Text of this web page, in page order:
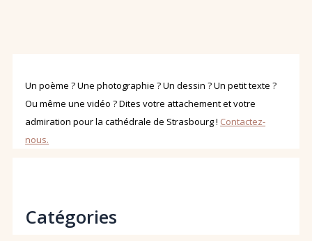
Un poème ? Une photographie ? Un dessin ? Un petit texte ?
Ou même une vidéo ? Dites votre attachement et votre
admiration pour la cathédrale de Strasbourg ! Contactez-
nous.
Catégories